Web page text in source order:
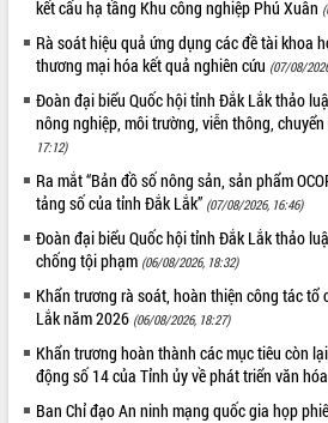
kết cấu hạ tầng Khu công nghiệp Phú Xuân
Rà soát hiệu quả ứng dụng các đề tài khoa
thương mại hóa kết quả nghiên cứu (07/08/
Đoàn đại biểu Quốc hội tỉnh Đắk Lắk thảo
nông nghiệp, môi trường, viễn thông,
17:12)
Ra mắt “Bản đồ số nông sản, sản phẩm
tảng số của tỉnh Đắk Lắk” (07/08/2026, 16:46)
Đoàn đại biểu Quốc hội tỉnh Đắk Lắk thảo
chống tội phạm (06/08/2026, 18:32)
Khẩn trương rà soát, hoàn thiện công tác tổ
Lắk năm 2026 (06/08/2026, 18:27)
Khẩn trương hoàn thành các mục tiêu còn
động số 14 của Tỉnh ủy về phát triển văn hóa
Ban Chỉ đạo An ninh mạng quốc gia họp